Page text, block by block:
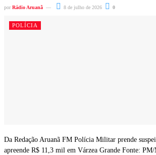
por Rádio Aruanã 8 de julho de 2026 0
POLÍCIA
Da Redação Aruanã FM Polícia Militar prende
apreende R$ 11,3 mil em Várzea Grande Fonte: